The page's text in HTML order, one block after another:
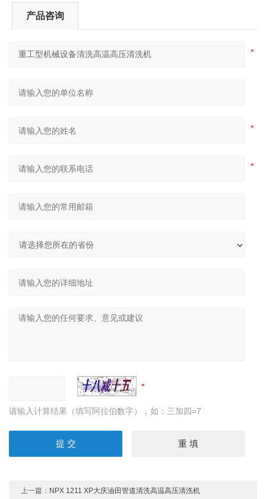
产品咨询
请输入计算结果（填写阿拉伯数字），如：三加四=7
上一篇： NPX 1211 XP大庆油田管道清洗高温高压清洗机